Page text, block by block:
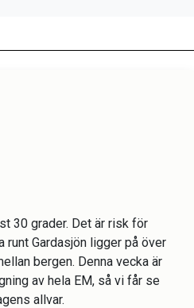
30 grader. Det är risk för
Gardasjön ligger på över
bergen. Denna vecka är
av hela EM, så vi får se
allvar.